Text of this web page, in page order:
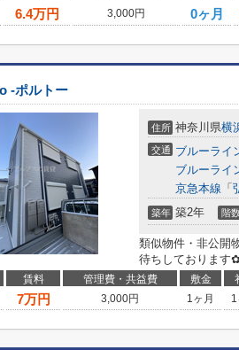
6.4万円 3,000円 0ヶ月
-ポルトー
住所 神奈川県横
交通 ブルーライ
ブルーライ
京急本線 「
築年 築2年 階
類似物件・非公開
待ちしております
賃料 管理費・共益費 敷金
7万円 3,000円 1ヶ月 1